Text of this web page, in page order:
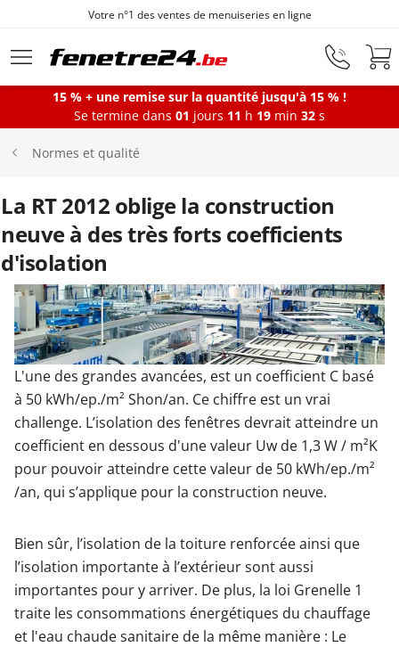
Aller au contenu principal
Votre n°1 des ventes de menuiseries en ligne
Fenêtres
Portes-fenêtres
Baies vitrées
Portes d'entrée
Protections solaires
Garages & Carports
Clôtures et portails
M'identifier
Conseils gratuits
15 % + une remise sur la quantité jusqu'à 15 % !
Se termine dans 01 jours 11 h 19 min 32 s
Normes et qualité
La RT 2012 oblige la construction
neuve à des très forts coefficients
d'isolation
L'une des grandes avancées, est un coefficient C basé
à 50 kWh/ep./m² Shon/an. Ce chiffre est un vrai
challenge. L’isolation des fenêtres devrait atteindre un
coefficient en dessous d'une valeur Uw de 1,3 W / m²K
pour pouvoir atteindre cette valeur de 50 kWh/ep./m²
/an, qui s’applique pour la construction neuve.
Bien sûr, l’isolation de la toiture renforcée ainsi que
l’isolation importante à l’extérieur sont aussi
importantes pour y arriver. De plus, la loi Grenelle 1
traite les consommations énergétiques du chauffage
et l'eau chaude sanitaire de la même manière : Le